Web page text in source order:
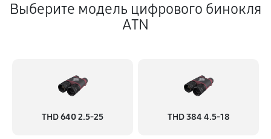
Выберите модель цифрового бинокля
ATN
THD 640 2.5-25 THD 384 4.5-18